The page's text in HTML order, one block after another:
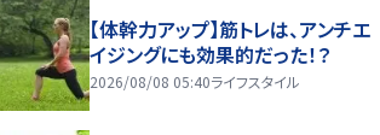
【体幹力アップ】筋トレは、アンチエ
イジングにも効果的だった！？
2026/08/08 05:40ライフスタイル